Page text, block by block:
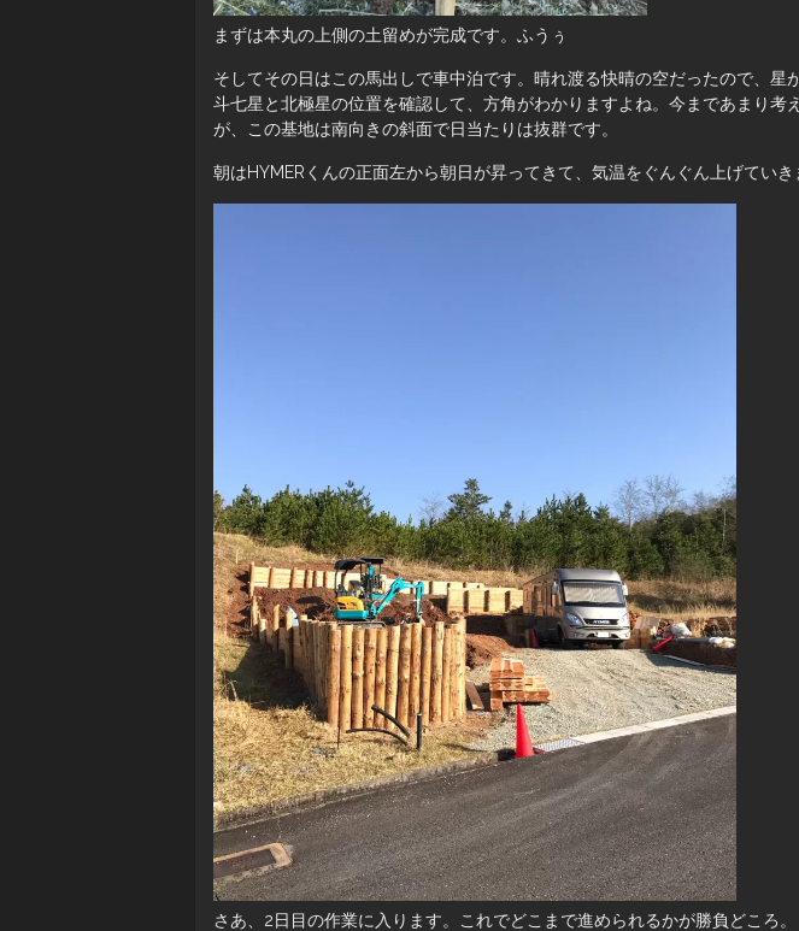
まずは本丸の上側の土留めが完成です。ふうぅ
そしてその日はこの馬出しで車中泊です。晴れ渡る快晴の空だったので、星
斗七星と北極星の位置を確認して、方角がわかりますよね。今まであまり考
が、この基地は南向きの斜面で日当たりは抜群です。
朝はHYMERくんの正面左から朝日が昇ってきて、気温をぐんぐん上げていき
さあ、2日目の作業に入ります。これでどこまで進められるかが勝負どころ。